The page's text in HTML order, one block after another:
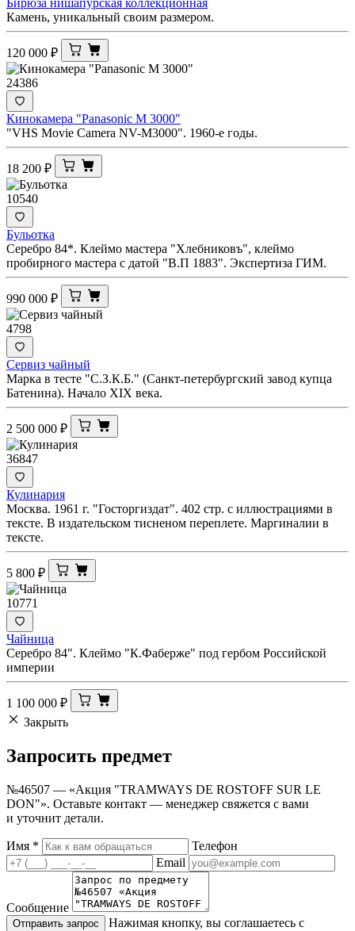
Бирюза нишапурская коллекционная
Камень, уникальный своим размером.
120 000 ₽
24386
Кинокамера "Panasonic M 3000"
"VHS Movie Camera NV-M3000". 1960-е годы.
18 200 ₽
10540
Бульотка
Серебро 84*. Клеймо мастера "Хлебниковъ", клеймо
пробирного мастера с датой "В.П 1883". Экспертиза ГИМ.
990 000 ₽
4798
Сервиз чайный
Марка в тесте "С.З.К.Б." (Санкт-петербургский завод купца
Батенина). Начало XIX века.
2 500 000 ₽
36847
Кулинария
Москва. 1961 г. "Госторгиздат". 402 стр. с иллюстрациями в
тексте. В издательском тисненом переплете. Маргиналии в
тексте.
5 800 ₽
10771
Чайница
Серебро 84". Клеймо "К.Фаберже" под гербом Российской
империи
1 100 000 ₽
Закрыть
Запросить предмет
№46507 — «Акция "TRAMWAYS DE ROSTOFF SUR LE
DON"». Оставьте контакт — менеджер свяжется с вами
и уточнит детали.
Имя *
Телефон
Email
Сообщение
Отправить запрос
Нажимая кнопку, вы соглашаетесь с